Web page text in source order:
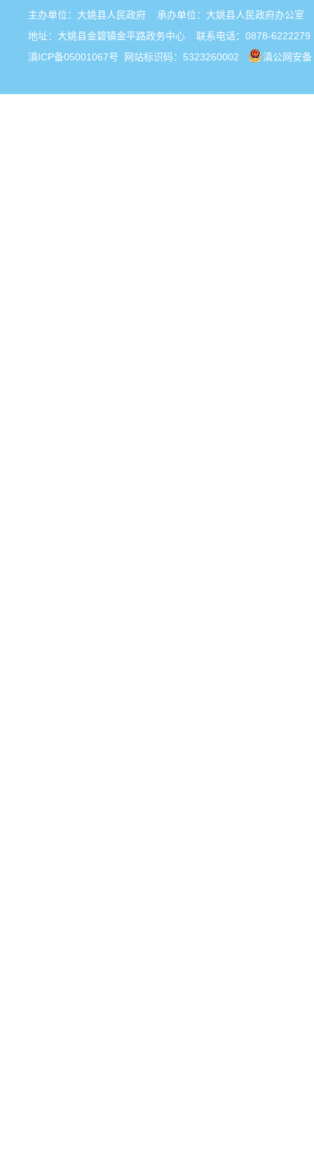
主办单位：大姚县人民政府 承办单位：大姚县人民政府办公
地址：大姚县金碧镇金平路政务中心 联系电话：0878-6222279
滇ICP备05001067号 网站标识码：5323260002 滇公网安